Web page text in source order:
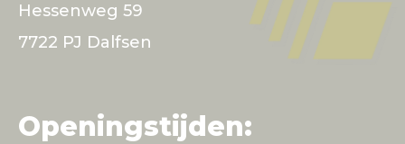
Hessenweg 59
7722 PJ Dalfsen
Openingstijden: